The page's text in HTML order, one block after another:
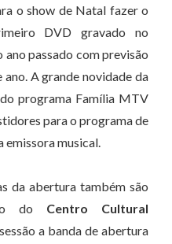
o show de Natal fazer o
DVD gravado no
ano passado com previsão
A grande novidade da
programa Família MTV
para o programa de
emissora musical.
da abertura também são
do Centro Cultural
a banda de abertura